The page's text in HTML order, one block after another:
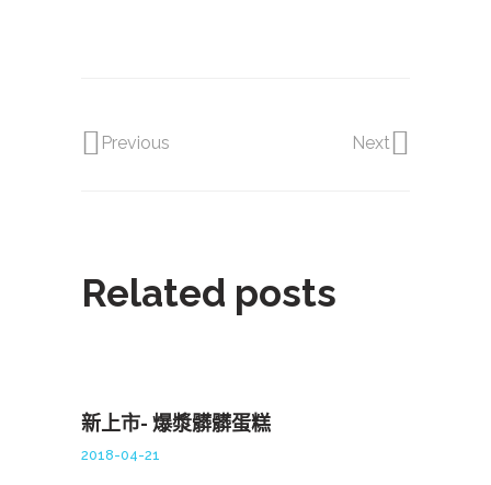
Previous Next
Related posts
新上市- 爆漿髒髒蛋糕
2018-04-21